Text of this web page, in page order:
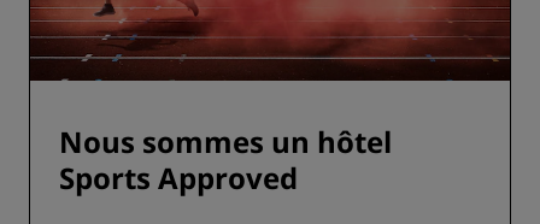
Nous sommes un hôtel
Sports Approved